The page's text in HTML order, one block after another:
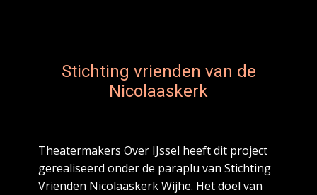
Stichting vrienden van de
Nicolaaskerk
Theatermakers Over IJssel heeft dit project
gerealiseerd onder de paraplu van Stichting
Vrienden Nicolaaskerk Wijhe. Het doel van